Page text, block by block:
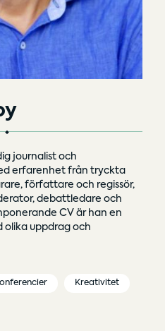
journalist och
erfarenhet från tryckta
författare och regissör,
debattledare och
CV är han en
olika uppdrag och
Kreativitet